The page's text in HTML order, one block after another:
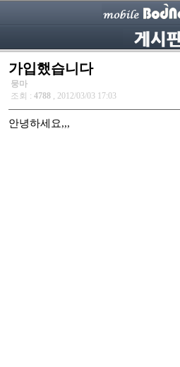
가입했습니다
뭉마
조회 : 4788 , 2012/03/03 17:03
안녕하세요,,,